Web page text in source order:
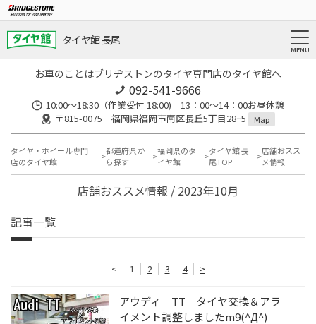
タイヤ館 長尾
お車のことはブリヂストンのタイヤ専門店のタイヤ館へ
092-541-9666
10:00～18:30（作業受付 18:00) 13：00～14：00お昼休憩
〒815-0075 福岡県福岡市南区長丘5丁目28ｰ5
Map
タイヤ・ホイール専門
店のタイヤ館
都道府県か
ら探す
福岡県のタ
イヤ館
タイヤ館 長
尾TOP
店舗おスス
メ情報
店舗おススメ情報 / 2023年10月
記事一覧
< 1 2 3 4 >
アウディ TT タイヤ交換＆アラ
イメント調整しましたm9(^Д^)